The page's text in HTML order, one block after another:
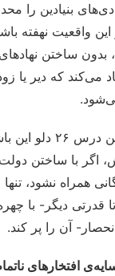
بنیادین را
واقعیت نهفته
ساختن
می‌کند که دیر یا
شاید بزرگ‌ترین درس
اگر با ساختن دولت
همراه نشود،
قدرتی دیگر- با
آن را پر کند.
افتخارهای ناتمام